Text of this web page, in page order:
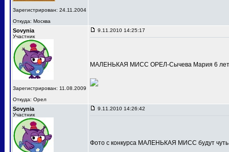
Зарегистрирован: 24.11.2004
Откуда: Москва
Sovynia
Участник
Зарегистрирован: 11.08.2009
Откуда: Орел
9.11.2010 14:25:17
МАЛЕНЬКАЯ МИСС ОРЕЛ-Сычева Мария 6
Sovynia
Участник
9.11.2010 14:26:42
Фото с конкурса МАЛЕНЬКАЯ МИСС будут